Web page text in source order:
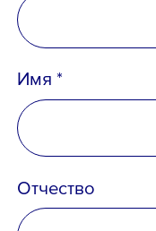
Телефон *
Email *
Имя *
Отчество